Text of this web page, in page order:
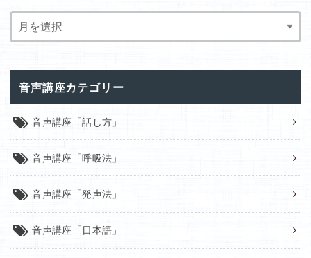
音声講座カテゴリー
音声講座「話し方」
音声講座「呼吸法」
音声講座「発声法」
音声講座「日本語」